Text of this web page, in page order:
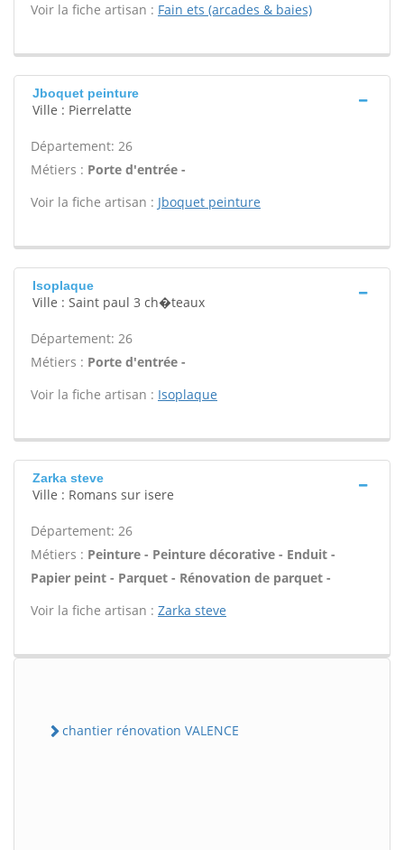
Voir la fiche artisan : Fain ets (arcades & baies)
Jboquet peinture
Ville : Pierrelatte
Département: 26
Métiers : Porte d'entrée -
Voir la fiche artisan : Jboquet peinture
Isoplaque
Ville : Saint paul 3 ch�teaux
Département: 26
Métiers : Porte d'entrée -
Voir la fiche artisan : Isoplaque
Zarka steve
Ville : Romans sur isere
Département: 26
Métiers : Peinture - Peinture décorative - Enduit -
Papier peint - Parquet - Rénovation de parquet -
Voir la fiche artisan : Zarka steve
chantier rénovation VALENCE